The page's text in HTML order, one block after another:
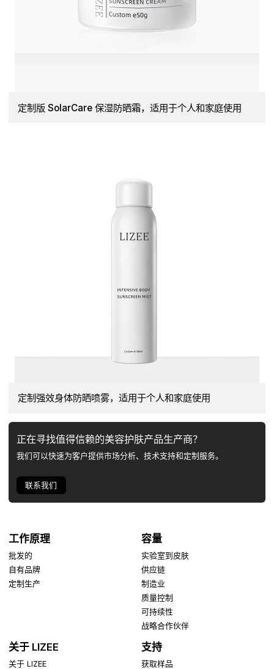
定制版 SolarCare 保湿防晒霜，适用于个人和家庭使用
定制强效身体防晒喷雾，适用于个人和家庭使用
正在寻找值得信赖的美容护肤产品生产商？
我们可以快速为客户提供市场分析、技术支持和定制服务。
联系我们
工作原理
批发的
自有品牌
定制生产
容量
实验室到皮肤
供应链
制造业
质量控制
可持续性
战略合作伙伴
关于 LIZEE
关于 LIZEE
支持
获取样品